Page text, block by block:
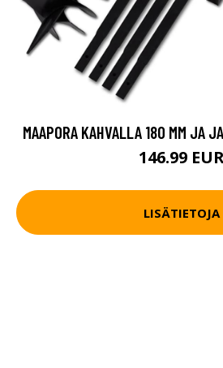
MAAPORA KAHVALLA 180 MM JA
146.99
LISÄTIETOJA